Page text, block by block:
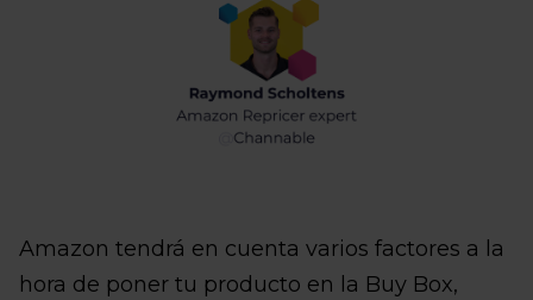
Amazon tendrá en cuenta varios factores a la
hora de poner tu producto en la Buy Box,